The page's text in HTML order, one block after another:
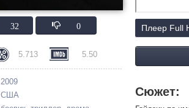
32 0
5.713 5.50
2009
США
Плеер Full
Сюжет: